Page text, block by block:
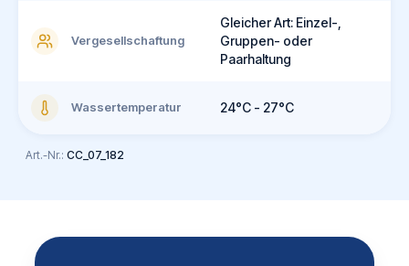
Vergesellschaftung
Gleicher Art: Einzel-,
Gruppen- oder
Paarhaltung
Wassertemperatur 24°C - 27°C
Art.-Nr.: CC_07_182